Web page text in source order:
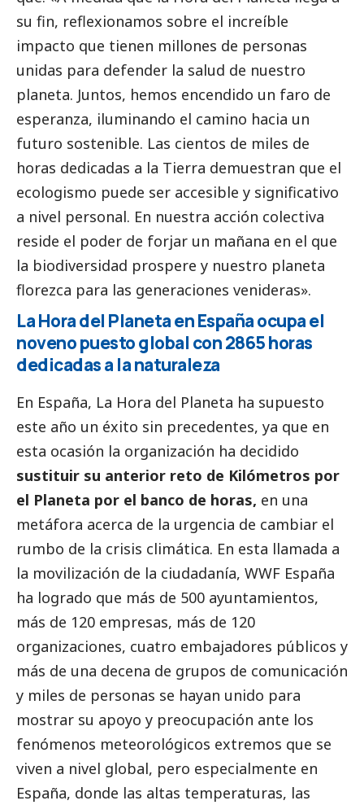
su fin, reflexionamos sobre el increíble
impacto que tienen millones de personas
unidas para defender la salud de nuestro
planeta. Juntos, hemos encendido un faro de
esperanza, iluminando el camino hacia un
futuro sostenible. Las cientos de miles de
horas dedicadas a la Tierra demuestran que el
ecologismo puede ser accesible y significativo
a nivel personal. En nuestra acción colectiva
reside el poder de forjar un mañana en el que
la biodiversidad prospere y nuestro planeta
florezca para las generaciones venideras».
La Hora del Planeta en España ocupa el
noveno puesto global con 2865 horas
dedicadas a la naturaleza
En España, La Hora del Planeta ha supuesto
este año un éxito sin precedentes, ya que en
esta ocasión la organización ha decidido
sustituir su anterior reto de Kilómetros por
el Planeta por el banco de horas, en una
metáfora acerca de la urgencia de cambiar el
rumbo de la crisis climática. En esta llamada a
la movilización de la ciudadanía, WWF España
ha logrado que más de 500 ayuntamientos,
más de 120 empresas, más de 120
organizaciones, cuatro embajadores públicos y
más de una decena de grupos de comunicación
y miles de personas se hayan unido para
mostrar su apoyo y preocupación ante los
fenómenos meteorológicos extremos que se
viven a nivel global, pero especialmente en
España, donde las altas temperaturas, las